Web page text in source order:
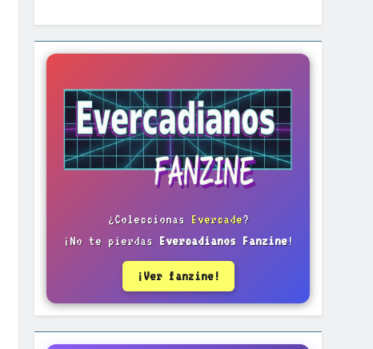
¿Coleccionas Evercade?
¡No te pierdas Evercadianos Fanzine!
¡Ver fanzine!